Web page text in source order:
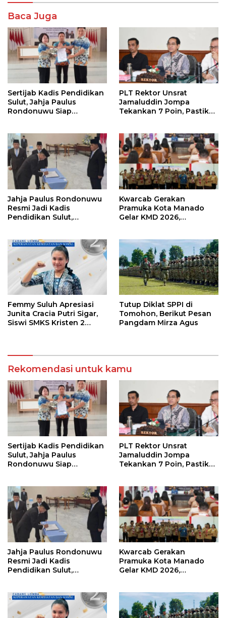
Baca Juga
Sertijab Kadis Pendidikan
Sulut, Jahja Paulus
Rondonuwu Siap
PLT Rektor Unsrat
Jamaluddin Jompa
Tekankan 7 Poin, Pastikan
Jahja Paulus Rondonuwu
Resmi Jadi Kadis
Pendidikan Sulut,
Kwarcab Gerakan
Pramuka Kota Manado
Gelar KMD 2026,
Pramuka
Femmy Suluh Apresiasi
Junita Cracia Putri Sigar,
Siswi SMKS Kristen 2
Tutup Diklat SPPI di
Tomohon, Berikut Pesan
Pangdam Mirza Agus
Rekomendasi untuk kamu
Sertijab Kadis Pendidikan
Sulut, Jahja Paulus
Rondonuwu Siap
PLT Rektor Unsrat
Jamaluddin Jompa
Tekankan 7 Poin, Pastikan
Jahja Paulus Rondonuwu
Resmi Jadi Kadis
Pendidikan Sulut,
Kwarcab Gerakan
Pramuka Kota Manado
Gelar KMD 2026,
Pramuka